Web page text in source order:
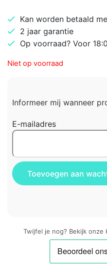
Kan worden betaald
2 jaar garantie
Op voorraad? Voor
Niet op voorraad
Informeer mij wanneer
E-mailadres
Twijfel je nog? Bekijk